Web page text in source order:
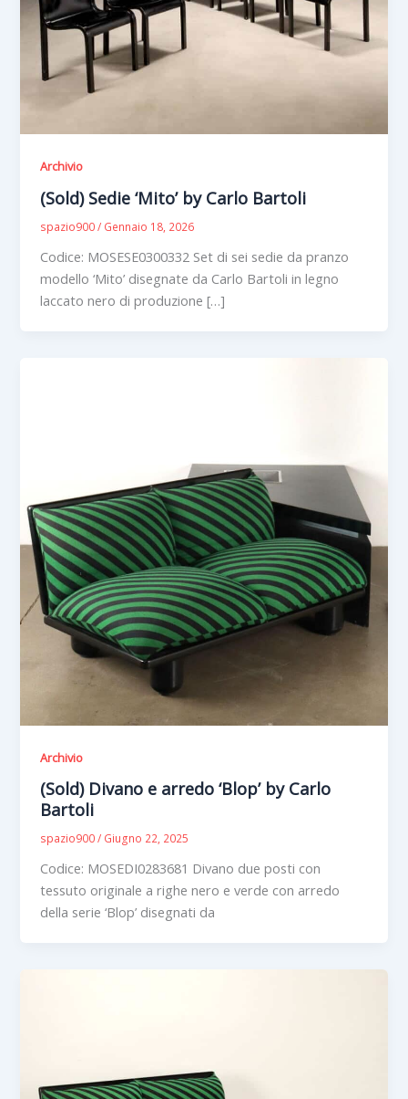
Archivio
(Sold) Sedie ‘Mito’ by Carlo Bartoli
spazio900/ Gennaio 18, 2026
Codice: MOSESE0300332 Set di sei sedie da pranzo
modello ‘Mito’ disegnate da Carlo Bartoli in legno
laccato nero di produzione […]
Archivio
(Sold) Divano e arredo ‘Blop’ by Carlo
Bartoli
spazio900/ Giugno 22, 2025
Codice: MOSEDI0283681 Divano due posti con
tessuto originale a righe nero e verde con arredo
della serie ‘Blop’ disegnati da